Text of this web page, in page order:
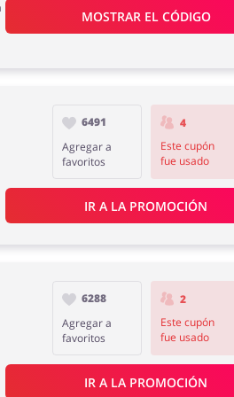
MOSTRAR EL CÓDIGO
6491
Agregar a
favoritos
4
Este cupón
fue usado
IR A LA PROMOCIÓN
6288
Agregar a
favoritos
2
Este cupón
fue usado
IR A LA PROMOCIÓN